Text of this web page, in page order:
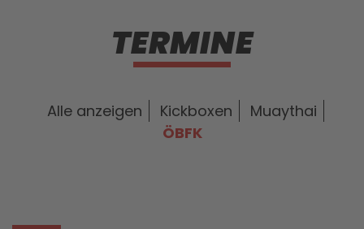
TERMINE
Alle anzeigen Kickboxen
Muaythai
ÖBFK